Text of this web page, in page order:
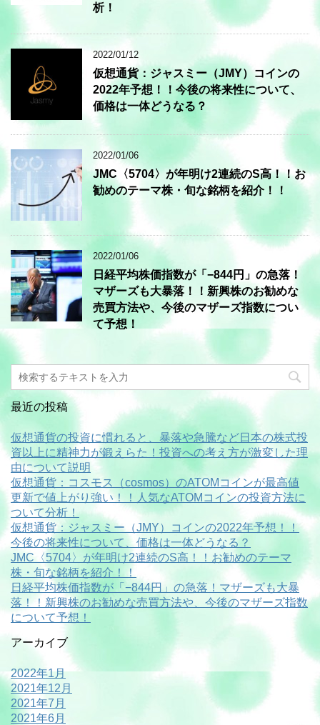
析！
2022/01/12
仮想通貨：ジャスミー（JMY）コインの
2022年予想！！今後の将来性について、
価格は一体どうなる？
2022/01/06
JMC〈5704〉が年明け2連続のS高！！お
勧めのテーマ株・旬な銘柄を紹介！！
2022/01/06
日経平均株価指数が「−844円」の急落！
マザーズも大暴落！！新興株のお勧めな
売買方法や、今後のマザーズ指数につい
て予想！
最近の投稿
仮想通貨の投資に慣れると、暴落や急騰など日本の株式投
資以上に精神力が鍛えらた！投資への考え方が激変した理
由について説明
仮想通貨：コスモス（cosmos）のATOMコインが最高値
更新で値上がり強い！！人気なATOMコインの投資方法に
ついて分析！
仮想通貨：ジャスミー（JMY）コインの2022年予想！！
今後の将来性について、価格は一体どうなる？
JMC〈5704〉が年明け2連続のS高！！お勧めのテーマ
株・旬な銘柄を紹介！！
日経平均株価指数が「−844円」の急落！マザーズも大暴
落！！新興株のお勧めな売買方法や、今後のマザーズ指数
について予想！
アーカイブ
2022年1月
2021年12月
2021年7月
2021年6月